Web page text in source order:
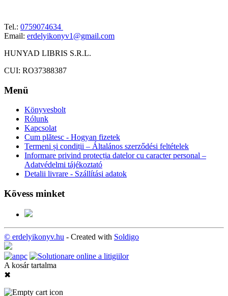
Tel.: 0759074634
Email: erdelyikonyv1@gmail.com
HUNYAD LIBRIS S.R.L.
CUI: RO37388387
Menü
Könyvesbolt
Rólunk
Kapcsolat
Cum plătesc - Hogyan fizetek
Termeni și condiții – Általános szerződési feltételek
Informare privind protecția datelor cu caracter personal –
Adatvédelmi tájékoztató
Detalii livrare - Szállítási adatok
Kövess minket
© erdelyikonyv.hu - Created with Soldigo
A kosár tartalma
✖